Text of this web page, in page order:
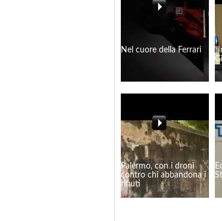
Nel cuore della Ferrari
Palermo, con i droni
contro chi abbandona i
rifiuti